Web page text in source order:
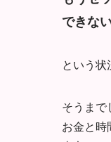
できな
という状
そうまで
お金と時